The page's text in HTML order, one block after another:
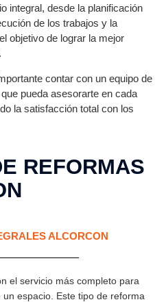
integral, desde la planificación
de los trabajos y la
objetivo de lograr la mejor
contar con un equipo de
pueda asesorarte en cada
la satisfacción total con los
REFORMAS
ALCORCON
el servicio más completo para
espacio. Este tipo de reforma